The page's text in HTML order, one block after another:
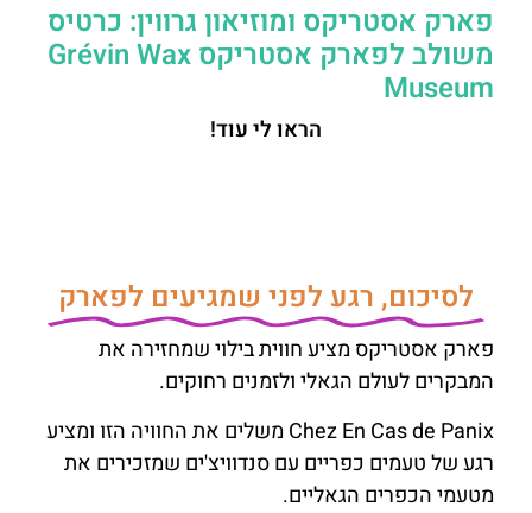
פארק אסטריקס ומוזיאון גרווין: כרטיס
משולב לפארק אסטריקס Grévin Wax
Museum
הראו לי עוד!
לסיכום, רגע לפני שמגיעים לפארק
פארק אסטריקס מציע חווית בילוי שמחזירה את
המבקרים לעולם הגאלי ולזמנים רחוקים.
Chez En Cas de Panix משלים את החוויה הזו ומציע
רגע של טעמים כפריים עם סנדוויצ'ים שמזכירים את
מטעמי הכפרים הגאליים.